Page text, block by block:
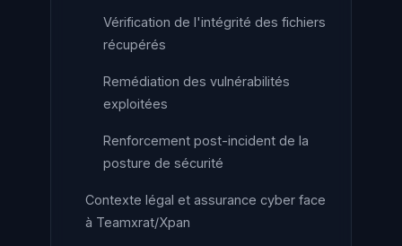
Vérification de l'intégrité des fichiers
récupérés
Remédiation des vulnérabilités
exploitées
Renforcement post-incident de la
posture de sécurité
Contexte légal et assurance cyber face
à Teamxrat/Xpan